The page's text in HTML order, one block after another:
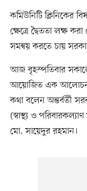
কমিউনিটি ক্লিনিকের
ক্ষেত্রে দ্বৈততা লক্ষ
সমন্বয় করতে চায়
আজ বৃহস্পতিবার সকালে
আয়োজিত এক আলোচনা
কথা বলেন অন্তর্বর্তী
(স্বাস্থ্য ও
মো. সায়েদুর রহমান।